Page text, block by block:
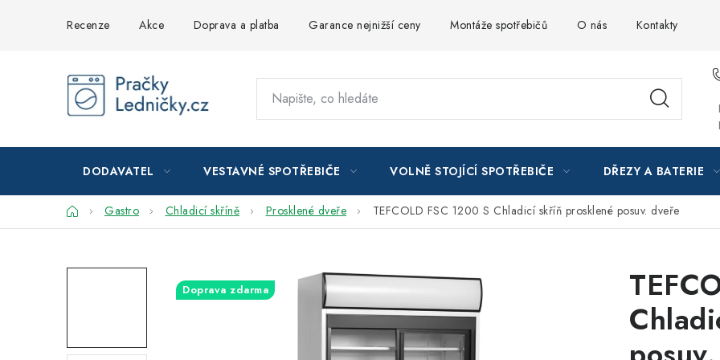
Recenze Akce Doprava a platba Garance nejnižší ceny Montáže spotřebičů O nás Kontakty
DODAVATEL VESTAVNÉ SPOTŘEBIČE VOLNĚ STOJÍCÍ SPOTŘEBIČE DŘEZY A BATERIE
DomůGastro Chladicí skříně Prosklené dveře TEFCOLD FSC 1200 S Chladicí skříň prosklené posuv. dveře
Doprava zdarma